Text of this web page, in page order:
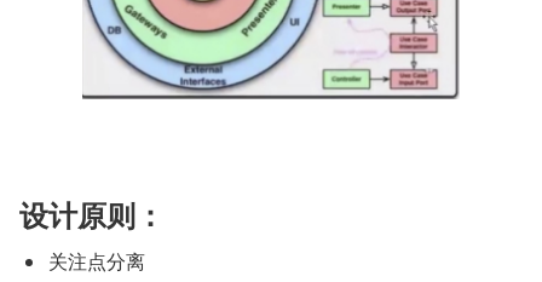
设计原则：
关注点分离